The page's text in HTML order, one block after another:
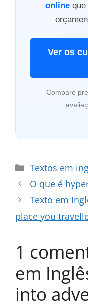
online
Ver os
Compare
Categorias
Textos em
O que é
Texto em
place you
1
em
into